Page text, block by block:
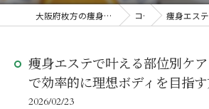
大阪府枚方の痩身エステならYOSAPARK NIKKE コラム 痩身エステで叶える部位
痩身エステで叶える部位別ケ
で効率的に理想ボディを目指
2026/02/23